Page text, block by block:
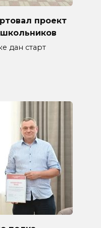
проект
дан старт